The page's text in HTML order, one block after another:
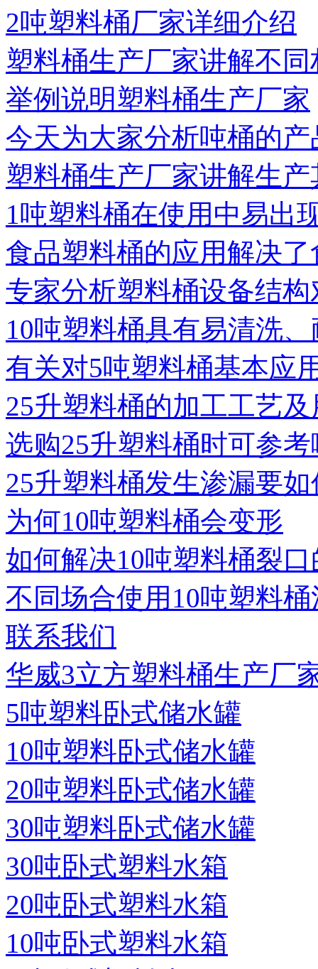
2吨塑料桶厂家详细介绍
塑料桶生产厂家讲解不同
举例说明塑料桶生产厂家
今天为大家分析吨桶的
塑料桶生产厂家讲解生产
1吨塑料桶在使用中易出
食品塑料桶的应用解决
专家分析塑料桶设备结
10吨塑料桶具有易清洗
有关对5吨塑料桶基本应
25升塑料桶的加工工艺
选购25升塑料桶时可参
25升塑料桶发生渗漏要
为何10吨塑料桶会变形
如何解决10吨塑料桶裂
不同场合使用10吨塑料
联系我们
华威3立方塑料桶生产厂
5吨塑料卧式储水罐
10吨塑料卧式储水罐
20吨塑料卧式储水罐
30吨塑料卧式储水罐
30吨卧式塑料水箱
20吨卧式塑料水箱
10吨卧式塑料水箱